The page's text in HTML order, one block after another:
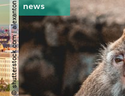
© shutterstock.com | alexanton